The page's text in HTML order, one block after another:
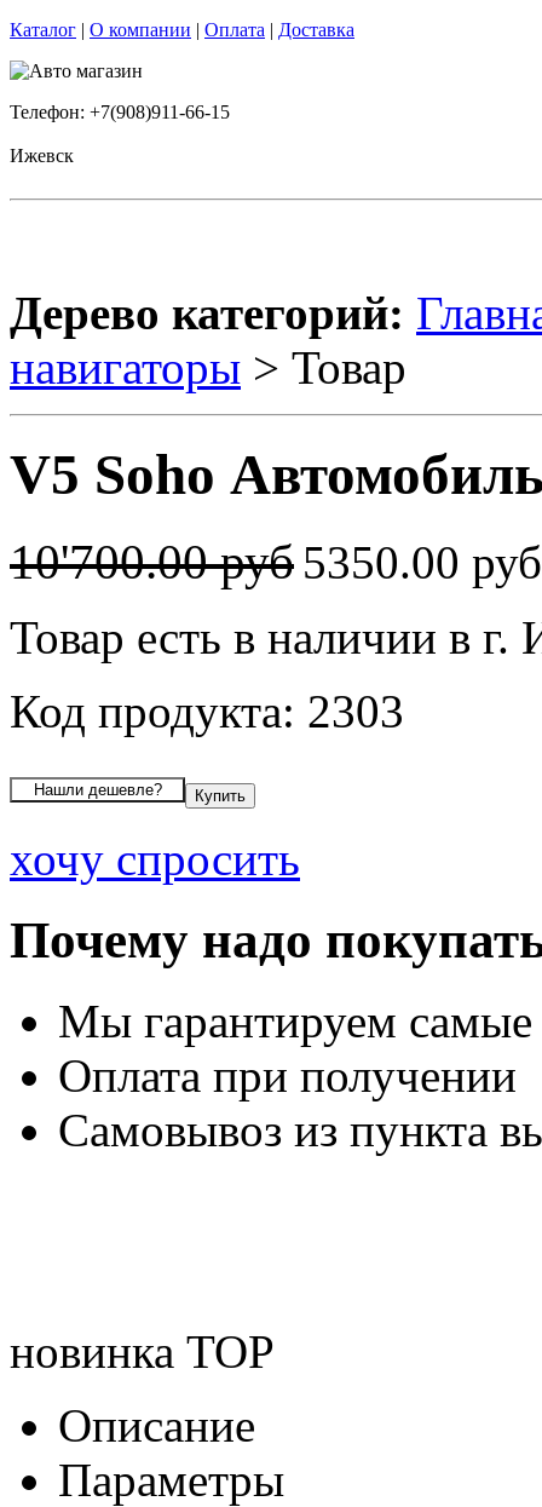
Каталог | О компании | Оплата | Доставка
Телефон: +7(908)911-66-15
Ижевск
Дерево категорий:
навигаторы > Товар
V5 Soho
10'700.00 руб 5350.00
Товар есть в наличии в г.
Код продукта: 2303
хочу спросить
Почему надо
Мы гарантируем
Оплата при получении
Самовывоз из пункта
новинка TOP
Описание
Параметры